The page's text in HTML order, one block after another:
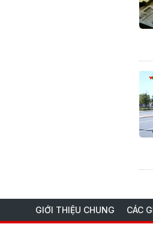
GIỚI THIỆU CHUNG CÁC